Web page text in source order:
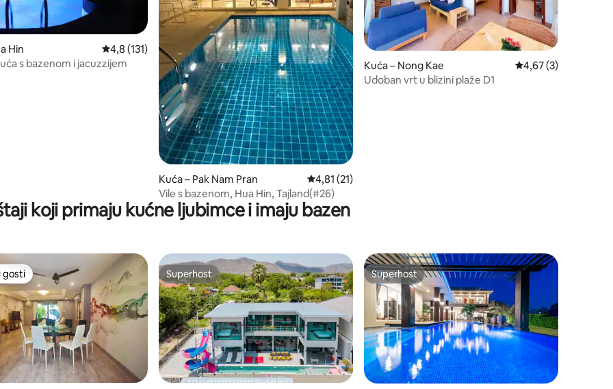
5, recenzija: 3
Hin Prosječna ocjena: 4,8/5, recenzija: 131
4,8 (131)
s bazenom i jacuzzijem
Kuća – Pak Nam Pran Prosječna ocjena: 4,81/5, recenzija: 21
4,81 (21)
Vile s bazenom, Hua Hin, Tajland(#26)
Kuća – Nong Kae Prosječna ocjena:
4,67 (3)
Udoban vrt u blizini plaže D1
koji primaju kućne ljubimce i imaju bazen
gosti
gosti Superhost
Superhost Superhost
Superhost